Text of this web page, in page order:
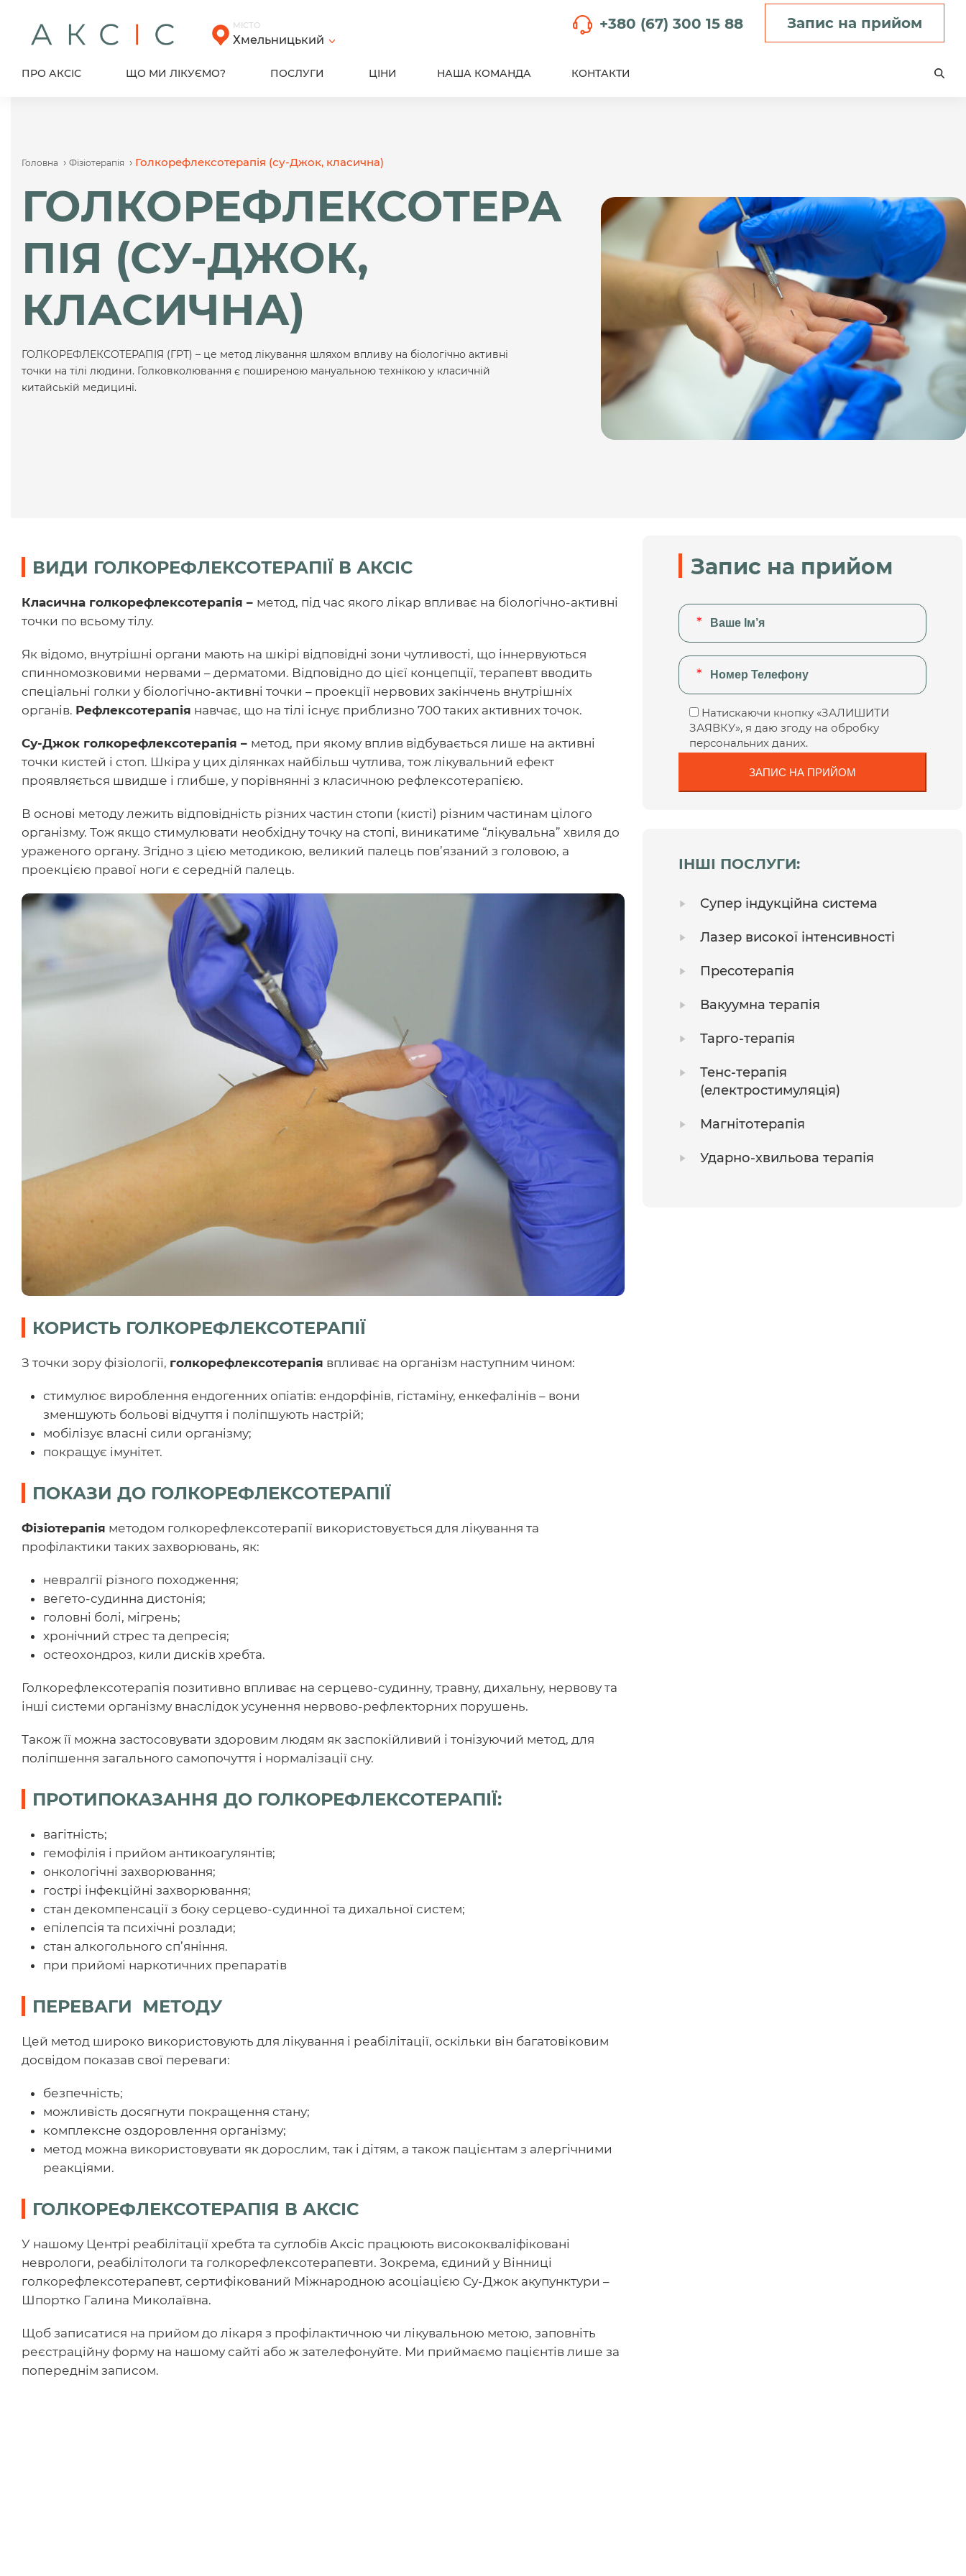
content
МІСТО
Хмельницький
+380 (67) 300 15 88 Запис на прийом
ПРО АКСІС ЩО МИ ЛІКУЄМО? ПОСЛУГИ ЦІНИ НАША КОМАНДА КОНТАКТИ
Головна › Фізіотерапія › Голкорефлексотерапія (су-Джок, класична)
ГОЛКОРЕФЛЕКСОТЕРА
ПІЯ (СУ-ДЖОК,
КЛАСИЧНА)
ГОЛКОРЕФЛЕКСОТЕРАПІЯ (ГРТ) – це метод лікування шляхом впливу на біологічно активні
точки на тілі людини. Голковколювання є поширеною мануальною технікою у класичній
китайській медицині.
ВИДИ ГОЛКОРЕФЛЕКСОТЕРАПІЇ В АКСІС
Класична голкорефлексотерапія – метод, під час якого лікар впливає на біологічно-активні
точки по всьому тілу.
Як відомо, внутрішні органи мають на шкірі відповідні зони чутливості, що іннервуються
спинномозковими нервами – дерматоми. Відповідно до цієї концепції, терапевт вводить
спеціальні голки у біологічно-активні точки – проекції нервових закінчень внутрішніх
органів. Рефлексотерапія навчає, що на тілі існує приблизно 700 таких активних точок.
Су-Джок голкорефлексотерапія – метод, при якому вплив відбувається лише на активні
точки кистей і стоп. Шкіра у цих ділянках найбільш чутлива, тож лікувальний ефект
проявляється швидше і глибше, у порівнянні з класичною рефлексотерапією.
В основі методу лежить відповідність різних частин стопи (кисті) різним частинам цілого
організму. Тож якщо стимулювати необхідну точку на стопі, виникатиме “лікувальна” хвиля до
ураженого органу. Згідно з цією методикою, великий палець пов’язаний з головою, а
проекцією правої ноги є середній палець.
КОРИСТЬ ГОЛКОРЕФЛЕКСОТЕРАПІЇ
З точки зору фізіології, голкорефлексотерапія впливає на організм наступним чином:
стимулює вироблення ендогенних опіатів: ендорфінів, гістаміну, енкефалінів – вони
зменшують больові відчуття і поліпшують настрій;
мобілізує власні сили організму;
покращує імунітет.
ПОКАЗИ ДО ГОЛКОРЕФЛЕКСОТЕРАПІЇ
Фізіотерапія методом голкорефлексотерапії використовується для лікування та
профілактики таких захворювань, як:
невралгії різного походження;
вегето-судинна дистонія;
головні болі, мігрень;
хронічний стрес та депресія;
остеохондроз, кили дисків хребта.
Голкорефлексотерапія позитивно впливає на серцево-судинну, травну, дихальну, нервову та
інші системи організму внаслідок усунення нервово-рефлекторних порушень.
Також її можна застосовувати здоровим людям як заспокійливий і тонізуючий метод, для
поліпшення загального самопочуття і нормалізації сну.
ПРОТИПОКАЗАННЯ ДО ГОЛКОРЕФЛЕКСОТЕРАПІЇ:
вагітність;
гемофілія і прийом антикоагулянтів;
онкологічні захворювання;
гострі інфекційні захворювання;
стан декомпенсації з боку серцево-судинної та дихальної систем;
епілепсія та психічні розлади;
стан алкогольного сп’яніння.
при прийомі наркотичних препаратів
ПЕРЕВАГИ МЕТОДУ
Цей метод широко використовують для лікування і реабілітації, оскільки він багатовіковим
досвідом показав свої переваги:
безпечність;
можливість досягнути покращення стану;
комплексне оздоровлення організму;
метод можна використовувати як дорослим, так і дітям, а також пацієнтам з алергічними
реакціями.
ГОЛКОРЕФЛЕКСОТЕРАПІЯ В АКСІС
У нашому Центрі реабілітації хребта та суглобів Аксіс працюють висококваліфіковані
неврологи, реабілітологи та голкорефлексотерапевти. Зокрема, єдиний у Вінниці
голкорефлексотерапевт, сертифікований Міжнародною асоціацією Су-Джок акупунктури –
Шпортко Галина Миколаївна.
Щоб записатися на прийом до лікаря з профілактичною чи лікувальною метою, заповніть
реєстраційну форму на нашому сайті або ж зателефонуйте. Ми приймаємо пацієнтів лише за
попереднім записом.
Запис на прийом
Натискаючи кнопку «ЗАЛИШИТИ
ЗАЯВКУ», я даю згоду на обробку
персональних даних.
ІНШІ ПОСЛУГИ:
Cупер індукційна система
Лазер високої інтенсивності
Пресотерапія
Вакуумна терапія
Тарго-терапія
Тенс-терапія
(електростимуляція)
Магнітотерапія
Ударно-хвильова терапія